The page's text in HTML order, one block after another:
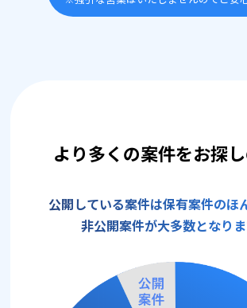
より多くの案件をお探
公開している案件は保有案件のほ
非公開案件が大多数となりま